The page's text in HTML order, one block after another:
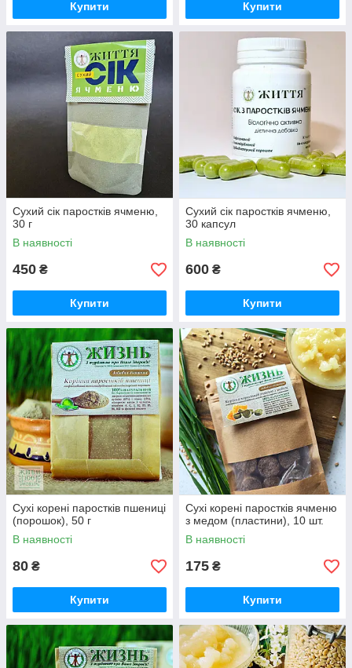
Купити Купити
Сухий сік паростків ячменю,
30 г
В наявності
450 ₴
Купити
Сухий сік паростків ячменю,
30 капсул
В наявності
600 ₴
Купити
Сухі корені паростків пшениці
(порошок), 50 г
В наявності
80 ₴
Купити
Сухі корені паростків ячменю
з медом (пластини), 10 шт.
В наявності
175 ₴
Купити